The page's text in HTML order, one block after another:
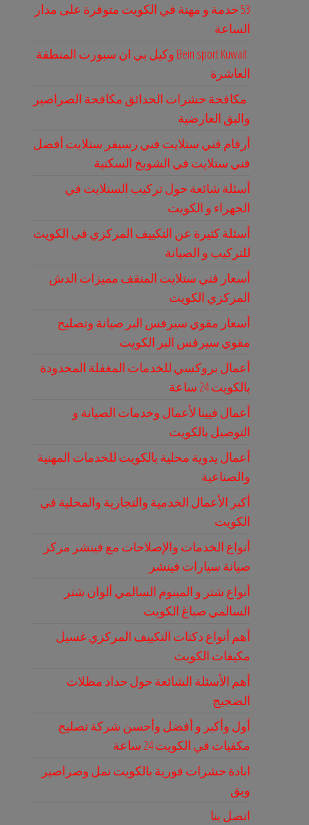
53 خدمة و مهنة في الكويت متوفرة على مدار
الساعة
Bein sport Kuwait وكيل بي ان سبورت المنطقة
العاشرة
مكافحة حشرات الحدائق مكافحة الصراصير
والبق العارضية
أرقام فني ستلايت فني رسيفر ستلايت أفضل
فني ستلايت في الشويخ السكنية
أسئلة شائعة حول تركيب الستلايت في
الجهراء و الكويت
أسئلة كثيرة عن التكييف المركزي في الكويت
للتركيب و الصيانة
أسعار فني ستلايت المنقف مميزات الدش
المركزي الكويت
أسعار مقوي سيرفس البر صيانة وتصليح
مقوي سيرفس البر الكويت
أعمال بروكسي للخدمات المغفلة المحدودة
بالكويت 24 ساعة
أعمال فيينا لأعمال وخدمات الصيانة و
التوصيل بالكويت
أعمال يدوية محلية بالكويت للخدمات المهنية
والصناعية
أكبر الأعمال الخدمية والتجارية والمحلية في
الكويت
أنواع الخدمات والإصلاحات مع فينشر مركز
صيانة سيارات فينشر
أنواع شتر و المينوم السالمي ألوان شتر
السالمي صباغ الكويت
أهم أنواع دكتات التكييف المركزي غسيل
مكيفات الكويت
أهم الأسئلة الشائعة حول حداد مظلات
الضجيج
أول وأكبر و أفضل وأحسن شركة تصليح
مكفيات في الكويت 24 ساعة
ابادة حشرات فورية بالكويت نمل وصراصير
وبق
اتصل بنا